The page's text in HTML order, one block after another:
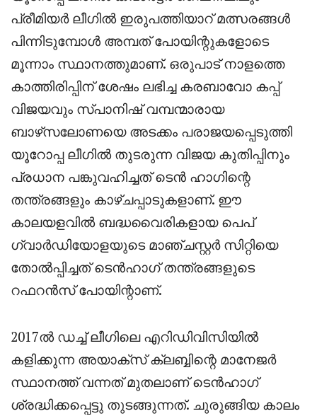
പ്രീമിയർ ലീഗിൽ ഇരുപത്തിയാറ് മത്സരങ്ങൾ
പിന്നിടുമ്പോൾ അമ്പത് പോയിന്റുകളോടെ
മൂന്നാം സ്ഥാനത്തുമാണ്. ഒരുപാട് നാളത്തെ
കാത്തിരിപ്പിന് ശേഷം ലഭിച്ച കരബാവോ കപ്പ്
വിജയവും സ്‌പാനിഷ്‌ വമ്പന്മാരായ
ബാഴ്‌സലോണയെ അടക്കം പരാജയപ്പെടുത്തി
യൂറോപ്പ ലീഗിൽ തുടരുന്ന വിജയ കുതിപ്പിനും
പ്രധാന പങ്കുവഹിച്ചത് ടെൻ ഹാഗിന്റെ
തന്ത്രങ്ങളും കാഴ്ചപ്പാടുകളാണ്. ഈ
കാലയളവിൽ ബദ്ധവൈരികളായ പെപ്
ഗ്വാർഡിയോളയുടെ മാഞ്ചസ്റ്റർ സിറ്റിയെ
തോൽപ്പിച്ചത് ടെൻഹാഗ് തന്ത്രങ്ങളുടെ
റഫറൻസ് പോയിന്റാണ്.
2017ൽ ഡച്ച് ലീഗിലെ എറിഡിവിസിയിൽ
കളിക്കുന്ന അയാക്സ് ക്ലബ്ബിന്റെ മാനേജർ
സ്ഥാനത്ത് വന്നത് മുതലാണ് ടെൻഹാഗ്
ശ്രദ്ധിക്കപ്പെട്ടു തുടങ്ങുന്നത്. ചുരുങ്ങിയ കാലം